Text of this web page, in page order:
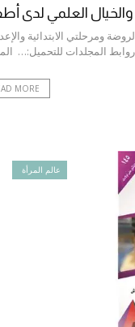
والخيال العلمي لدى
ومرحلتي الابتدائية
المجلدات للتحميل:…
MORE
عالم المرأة